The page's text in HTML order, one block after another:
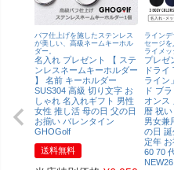
バフ仕上げを施したステンレス
が美しい、高級ネームキーホル
ダー。
名入れ プレゼント 【 ステ
ンレスネームキーホルダー
】 名前 キーホルダー
SUS304 高級 切り文字 お
しゃれ 名入れギフト 男性
女性 推し活 母の日 父の日
お揃い バレンタイン
GHOGolf
送料無料
ライン
セージを
ライメッ
プレゼ
ドライ
ライン
ド ブ
オンス
暦 祝
男女兼
の日 誕
定年
60 70
NEW26